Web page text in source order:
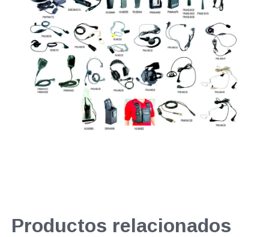
Productos relacionados